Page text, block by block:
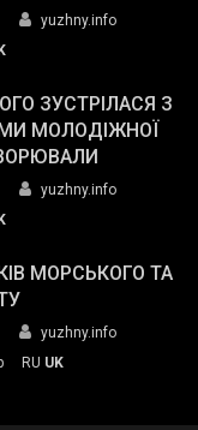
спільний
окупанти.
Маємо
діяти
команда
пожежу
у
yuzhny.info
ЗУСТРІЛАСЯ З
МОЛОДІЖНОЇ
yuzhny.info
МОРСЬКОГО ТА
yuzhny.info
on
RU UK